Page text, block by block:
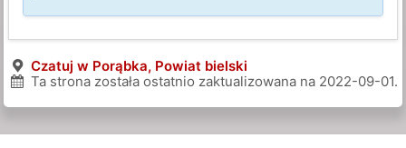
Czatuj w Porąbka, Powiat bielski
Ta strona została ostatnio zaktualizowana na 2022-09-01.